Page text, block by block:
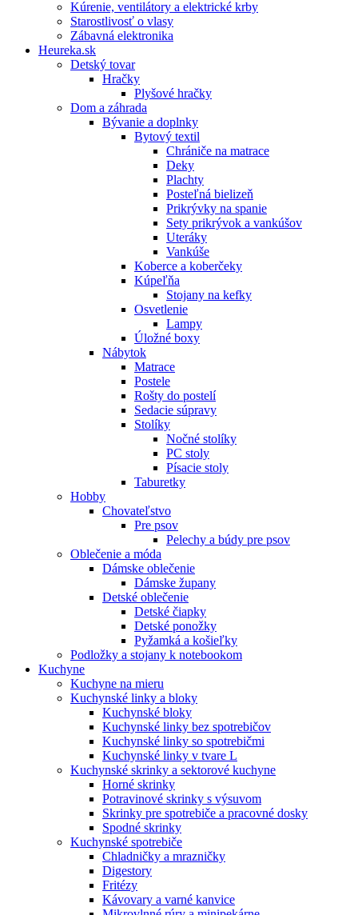
Kúrenie, ventilátory a elektrické krby
Starostlivosť o vlasy
Zábavná elektronika
Heureka.sk
Detský tovar
Hračky
Plyšové hračky
Dom a záhrada
Bývanie a doplnky
Bytový textil
Chrániče na matrace
Deky
Plachty
Posteľná bielizeň
Prikrývky na spanie
Sety prikrývok a vankúšov
Uteráky
Vankúše
Koberce a koberčeky
Kúpeľňa
Stojany na kefky
Osvetlenie
Lampy
Úložné boxy
Nábytok
Matrace
Postele
Rošty do postelí
Sedacie súpravy
Stolíky
Nočné stolíky
PC stoly
Písacie stoly
Taburetky
Hobby
Chovateľstvo
Pre psov
Pelechy a búdy pre psov
Oblečenie a móda
Dámske oblečenie
Dámske župany
Detské oblečenie
Detské čiapky
Detské ponožky
Pyžamká a košieľky
Podložky a stojany k notebookom
Kuchyne
Kuchyne na mieru
Kuchynské linky a bloky
Kuchynské bloky
Kuchynské linky bez spotrebičov
Kuchynské linky so spotrebičmi
Kuchynské linky v tvare L
Kuchynské skrinky a sektorové kuchyne
Horné skrinky
Potravinové skrinky s výsuvom
Skrinky pre spotrebiče a pracovné dosky
Spodné skrinky
Kuchynské spotrebiče
Chladničky a mrazničky
Digestory
Fritézy
Kávovary a varné kanvice